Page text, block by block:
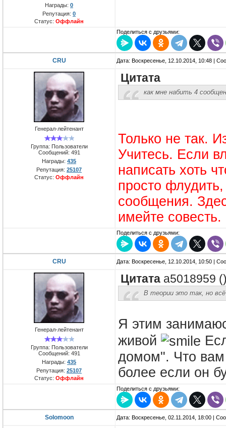
Награды: 0
Репутация: 0
Статус: Оффлайн
Поделиться с друзьями:
CRU Дата: Воскресенье, 12.10.2014, 10:48 |
Генерал-лейтенант
Группа: Пользователи
Сообщений: 491
Награды: 435
Репутация: 25107
Статус: Оффлайн
Цитата
как мне набить 4
Только не так.
Учитесь. Если
написать хоть
просто
сообщения.
имейте совесть.
Поделиться с друзьями:
CRU Дата: Воскресенье, 12.10.2014, 10:50 |
Генерал-лейтенант
Группа: Пользователи
Сообщений: 491
Награды: 435
Репутация: 25107
Статус: Оффлайн
Цитата a5018959 (
В теории это так, но всё
Я этим
живой
домом". Что вам
более если он
Поделиться с друзьями:
Solomoon Дата: Воскресенье, 02.11.2014, 18:00 |